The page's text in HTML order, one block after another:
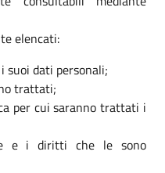
elencati:
dati personali;
trattati;
per cui saranno trattati i
e i diritti che le sono